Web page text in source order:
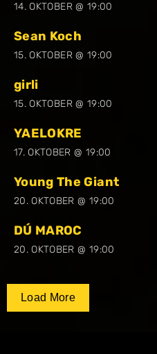
14. OKTOBER @ 19:00
Sean Koch
15. OKTOBER @ 19:00
girli
15. OKTOBER @ 19:00
YAELOKRE
17. OKTOBER @ 19:00
Young The Giant
20. OKTOBER @ 19:00
DÚ MAROC
20. OKTOBER @ 19:00
Load More